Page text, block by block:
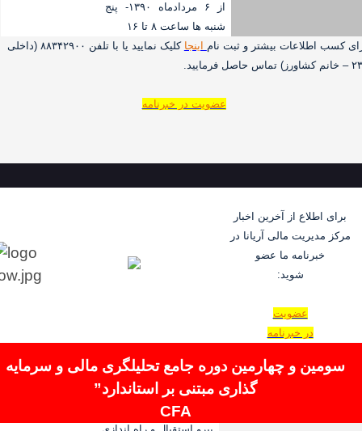
از ۶ مردادماه ۱۳۹۰- پنج
شنبه ها ساعت ۸ تا ۱۶
کسب اطلاعات بیشتر و ثبت نام اینجا
کلیک نمایید یا با تلفن ۸۸۳۴۲۹۰۰ (داخلی
تماس حاصل فرمایید.
عضویت در خبرنامه
برای اطلاع از آخرین اخبار
مرکز مدیریت مالی آریانا در
خبرنامه ما عضو
شوید:
عضویت
در خبرنامه
سومین و چهارمین دوره جامعتحلیلگری مالی و سرمایه
گذاری مبتنی بر استاندارد”
CFA